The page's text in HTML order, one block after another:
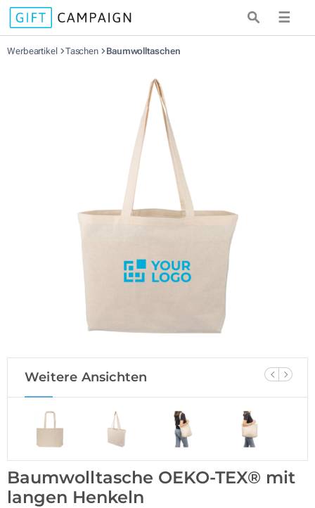
☰
Werbeartikel Taschen Baumwolltaschen
Weitere Ansichten
Baumwolltasche OEKO-TEX® mit
langen Henkeln